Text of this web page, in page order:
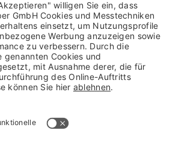
seit 2010
der Verbundgruppe beauty alliance